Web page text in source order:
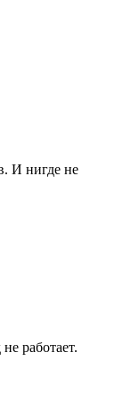
И нигде не
работает.